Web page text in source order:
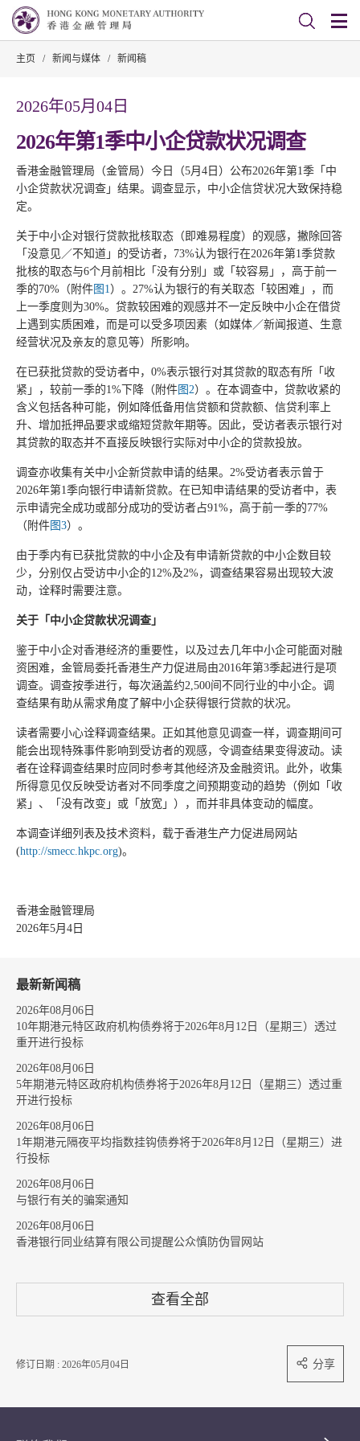
主页 / 新闻与媒体 / 新闻稿
2026年05月04日
2026年第1季中小企贷款状况调查
香港金融管理局（金管局）今日（5月4日）公布2026年第1季「中
小企贷款状况调查」结果。调查显示，中小企信贷状况大致保持稳
定。
关于中小企对银行贷款批核取态（即难易程度）的观感，撇除回答
「没意见／不知道」的受访者，73%认为银行在2026年第1季贷款
批核的取态与6个月前相比「没有分别」或「较容易」，高于前一
季的70%（附件图1）。27%认为银行的有关取态「较困难」，而
上一季度则为30%。贷款较困难的观感并不一定反映中小企在借贷
上遇到实质困难，而是可以受多项因素（如媒体／新闻报道、生意
经营状况及亲友的意见等）所影响。
在已获批贷款的受访者中，0%表示银行对其贷款的取态有所「收
紧」，较前一季的1%下降（附件图2）。在本调查中，贷款收紧的
含义包括各种可能，例如降低备用信贷额和贷款额、信贷利率上
升、增加抵押品要求或缩短贷款年期等。因此，受访者表示银行对
其贷款的取态并不直接反映银行实际对中小企的贷款投放。
调查亦收集有关中小企新贷款申请的结果。2%受访者表示曾于
2026年第1季向银行申请新贷款。在已知申请结果的受访者中，表
示申请完全成功或部分成功的受访者占91%，高于前一季的77%
（附件图3）。
由于季内有已获批贷款的中小企及有申请新贷款的中小企数目较
少，分别仅占受访中小企的12%及2%，调查结果容易出现较大波
动，诠释时需要注意。
关于「中小企贷款状况调查」
鉴于中小企对香港经济的重要性，以及过去几年中小企可能面对融
资困难，金管局委托香港生产力促进局由2016年第3季起进行是项
调查。调查按季进行，每次涵盖约2,500间不同行业的中小企。调
查结果有助从需求角度了解中小企获得银行贷款的状况。
读者需要小心诠释调查结果。正如其他意见调查一样，调查期间可
能会出现特殊事件影响到受访者的观感，令调查结果变得波动。读
者在诠释调查结果时应同时参考其他经济及金融资讯。此外，收集
所得意见仅反映受访者对不同季度之间预期变动的趋势（例如「收
紧」、「没有改变」或「放宽」），而并非具体变动的幅度。
本调查详细列表及技术资料，载于香港生产力促进局网站
(http://smecc.hkpc.org)。
香港金融管理局
2026年5月4日
最新新闻稿
2026年08月06日
10年期港元特区政府机构债券将于2026年8月12日（星期三）透过
重开进行投标
2026年08月06日
5年期港元特区政府机构债券将于2026年8月12日（星期三）透过重
开进行投标
2026年08月06日
1年期港元隔夜平均指数挂钩债券将于2026年8月12日（星期三）进
行投标
2026年08月06日
与银行有关的骗案通知
2026年08月06日
香港银行同业结算有限公司提醒公众慎防伪冒网站
查看全部
修订日期 : 2026年05月04日 分享